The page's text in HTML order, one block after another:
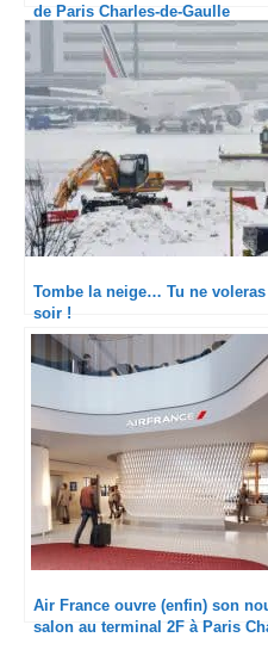
de Paris Charles-de-Gaulle
Tombe la neige… Tu ne voleras
soir !
Air France ouvre (enfin) son
salon au terminal 2F à Paris